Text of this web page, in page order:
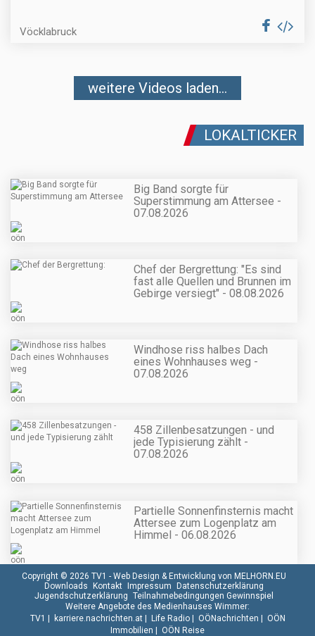
Vöcklabruck
weitere Videos laden...
LOKALTICKER
Big Band sorgte für
Superstimmung am Attersee -
07.08.2026
Chef der Bergrettung: "Es sind
fast alle Quellen und Brunnen im
Gebirge versiegt" - 08.08.2026
Windhose riss halbes Dach
eines Wohnhauses weg -
07.08.2026
458 Zillenbesatzungen - und
jede Typisierung zählt -
07.08.2026
Partielle Sonnenfinsternis macht
Attersee zum Logenplatz am
Himmel - 06.08.2026
Copyright © 2026 TV1 - Web Design & Entwicklung von MELHORN.EU
Downloads Kontakt Impressum Datenschutzerklärung
Jugendschutzerklärung Teilnahmebedingungen Gewinnspiel
Weitere Angebote des Medienhauses Wimmer:
TV1 | karriere.nachrichten.at| Life Radio| OÖNachrichten | OÖN
Immobilien | OÖN Reise